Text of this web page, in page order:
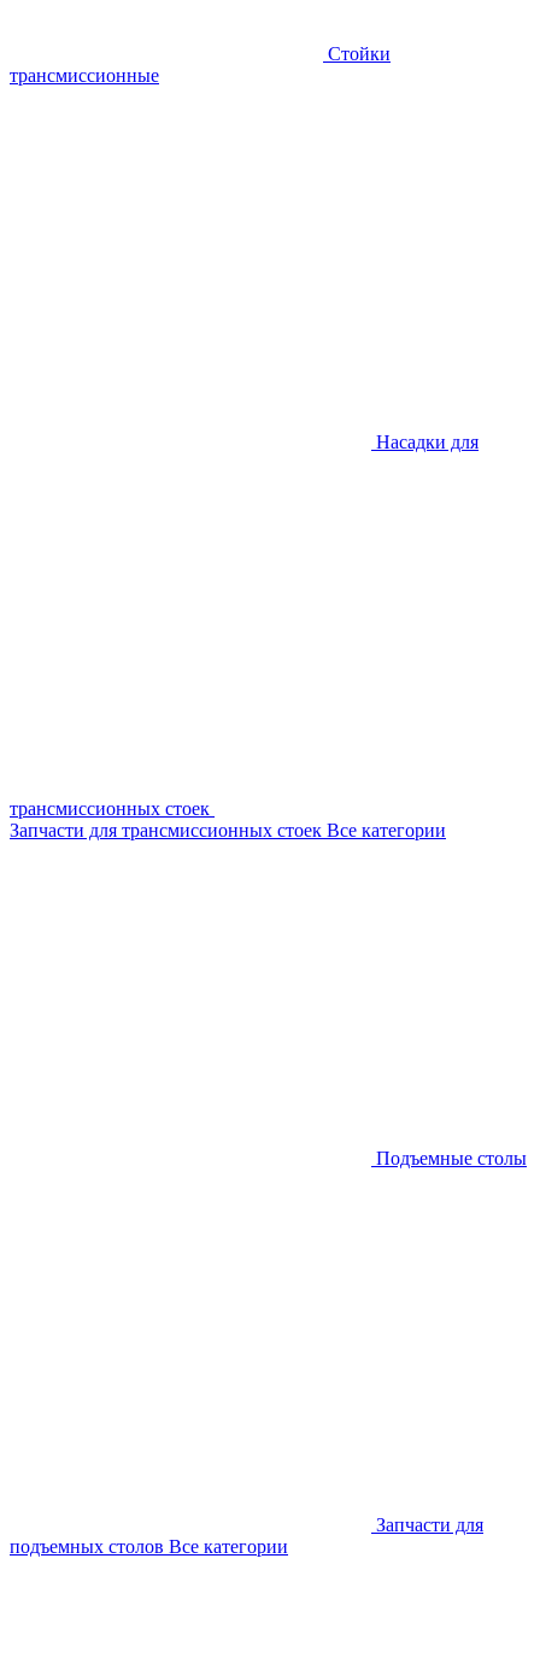
Стойки
трансмиссионные
Насадки для
трансмиссионных стоек
Запчасти для трансмиссионных стоек Все категории
Подъемные столы
Запчасти для
подъемных столов Все категории